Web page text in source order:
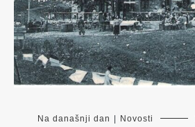
Na današnji dan | Novosti